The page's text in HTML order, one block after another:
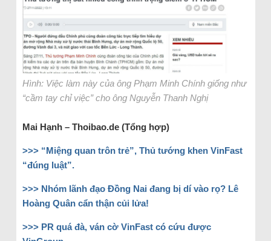
Hình: Việc làm này của ông Phạm Minh Chính giống như
“cầm tay chỉ việc” cho ông Nguyễn Thanh Nghị
Mai Hạnh – Thoibao.de (Tổng hợp)
>>> “Miệng quan trôn trẻ”, Thủ tướng khen VinFast
“đúng luật”.
>>> Nhóm lãnh đạo Đồng Nai đang bị dí vào rọ? Lê
Hoàng Quân cẩn thận củi lửa!
>>> PR quá đà, ván cờ VinFast có cứu được